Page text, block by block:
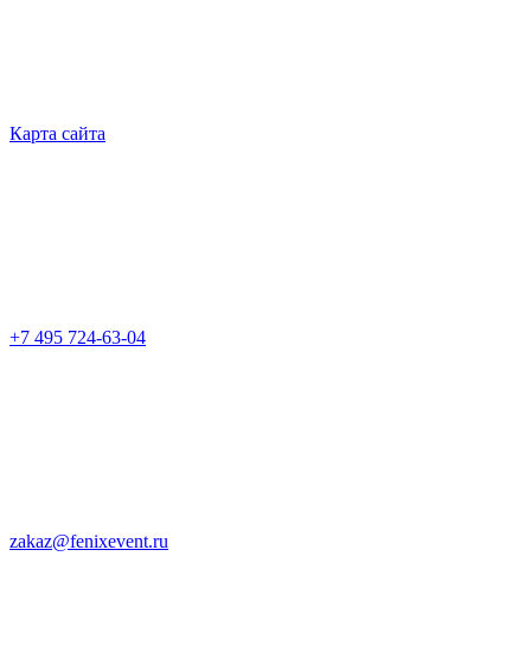
Карта сайта
+7 495 724-63-04
zakaz@fenixevent.ru